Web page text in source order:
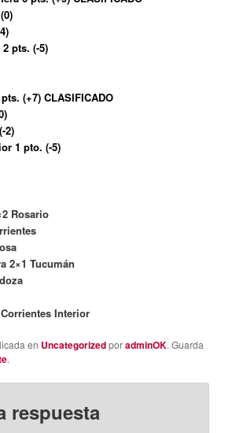
pts. (-5)
(+7) CLASIFICADO
2)
1 pto. (-5)
Rosario
2×1 Tucumán
Interior
en UncategorizedporadminOK. Guarda
.
respuesta